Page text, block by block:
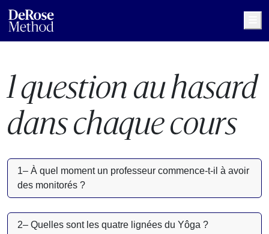
1 question au hasard
dans chaque cours
1– À quel moment un professeur commence-t-il à avoir
des monitorés ?
2– Quelles sont les quatre lignées du Yôga ?